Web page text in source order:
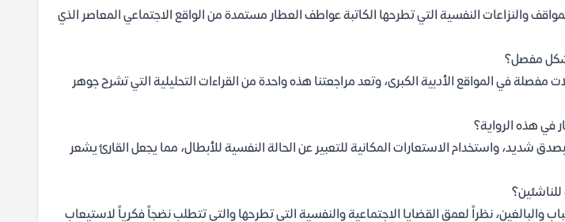
والنزاعات النفسية التي تطرحها الكاتبة عواطف العطار مستمدة من الواقع الاجتماعي المعاصر الذي
مفصل؟
مفصلة في المواقع الأدبية الكبرى، وتعد مراجعتنا هذه واحدة من القراءات التحليلية التي تشرح جوهر
في هذه الرواية؟
شديد، واستخدام الاستعارات المكانية للتعبير عن الحالة النفسية للأبطال، مما يجعل القارئ يشعر
والبالغين، نظراً لعمق القضايا الاجتماعية والنفسية التي تطرحها والتي تتطلب نضجاً فكرياً لاستيعاب